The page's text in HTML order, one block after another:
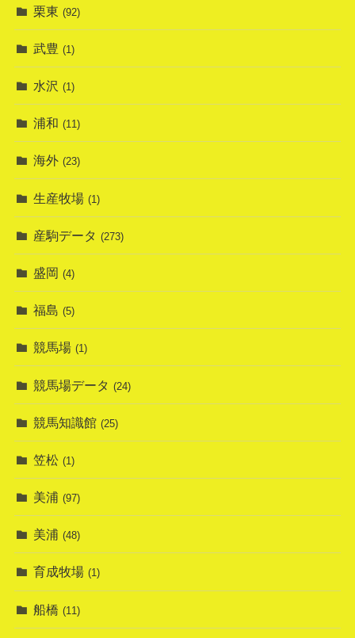
栗東 (92)
武豊 (1)
水沢 (1)
浦和 (11)
海外 (23)
生産牧場 (1)
産駒データ (273)
盛岡 (4)
福島 (5)
競馬場 (1)
競馬場データ (24)
競馬知識館 (25)
笠松 (1)
美浦 (97)
美浦 (48)
育成牧場 (1)
船橋 (11)